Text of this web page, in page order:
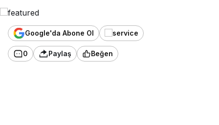
Google'da Abone Ol
0 Paylaş Beğen